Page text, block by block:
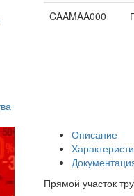
CAAMAA000
Описание
Прямой участок